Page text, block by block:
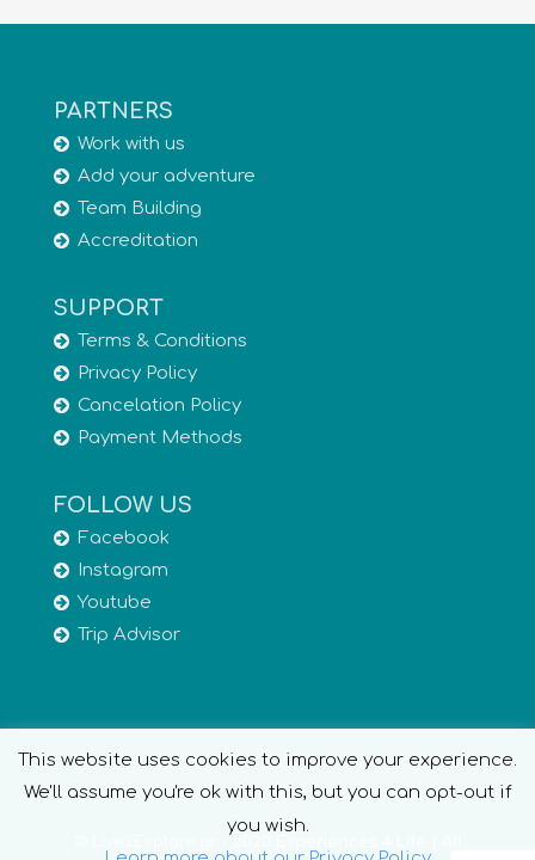
0€
PARTNERS
Work with us
Add your adventure
Team Building
Accreditation
SUPPORT
Terms & Conditions
Privacy Policy
Cancelation Policy
Payment Methods
FOLLOW US
Facebook
Instagram
Youtube
Trip Advisor
This website uses cookies to improve your experience.
We'll assume you're ok with this, but you can opt-out if
you wish.